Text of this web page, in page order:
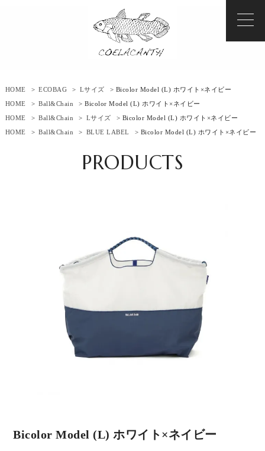
HOME > ECOBAG > Lサイズ
> Bicolor Model (L) ホワイト×ネイビー
HOME
> Ball&Chain
> Bicolor Model (L) ホワイト×ネイビー
HOME
> Ball&Chain > Lサイズ
> Bicolor Model (L) ホワイト×ネイビー
HOME
> Ball&Chain > BLUE LABEL > Bicolor Model (L) ホワイト×ネイビー
PRODUCTS
Bicolor Model (L) ホワイト×ネイビー